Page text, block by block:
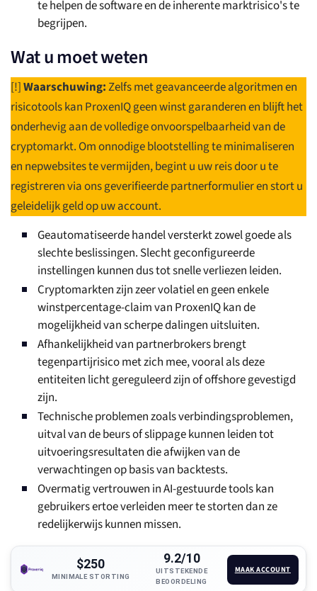
te helpen de software en de inherente marktrisico's te
begrijpen.
Wat u moet weten
[!]Waarschuwing:Zelfs met geavanceerde algoritmen en
risicotools kan ProxenIQ geen winst garanderen en blijft het
onderhevig aan de volledige onvoorspelbaarheid van de
cryptomarkt. Om onnodige blootstelling te minimaliseren
en nepwebsites te vermijden, begint u uw reis door u te
registreren via ons geverifieerde partnerformulier en stort u
geleidelijk geld op uw account.
Geautomatiseerde handel versterkt zowel goede als
slechte beslissingen. Slecht geconfigureerde
instellingen kunnen dus tot snelle verliezen leiden.
Cryptomarkten zijn zeer volatiel en geen enkele
winstpercentage-claim van ProxenIQ kan de
mogelijkheid van scherpe dalingen uitsluiten.
Afhankelijkheid van partnerbrokers brengt
tegenpartijrisico met zich mee, vooral als deze
entiteiten licht gereguleerd zijn of offshore gevestigd
zijn.
Technische problemen zoals verbindingsproblemen,
uitval van de beurs of slippage kunnen leiden tot
uitvoeringsresultaten die afwijken van de
verwachtingen op basis van backtests.
Overmatig vertrouwen in AI-gestuurde tools kan
gebruikers ertoe verleiden meer te storten dan ze
redelijkerwijs kunnen missen.
$250
MINIMALE STORTING
9.2/10
UITSTEKENDE
BEOORDELING
MAAK ACCOUNT